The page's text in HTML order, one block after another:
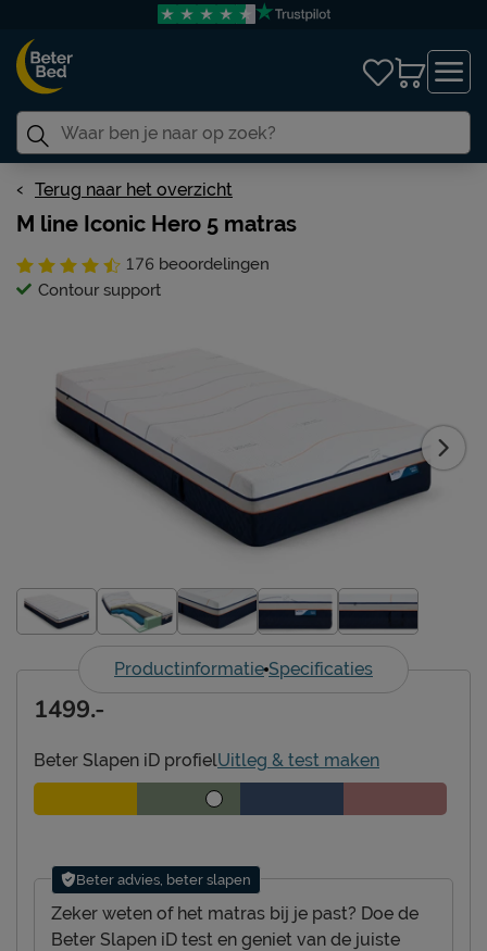
Terug naar het overzicht
M line Iconic Hero 5 matras
176 beoordelingen
Contour support
Productinformatie Specificaties
Beter Slapen iD profielUitleg & test maken
Beter advies, beter slapen
Zeker weten of het matras bij je past? Doe de
Beter Slapen iD test en geniet van de juiste
1499.-